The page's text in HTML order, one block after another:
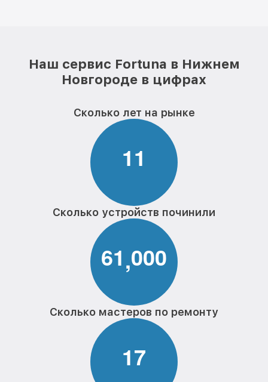
Наш сервис Fortuna в Нижнем
Новгороде в цифрах
Сколько лет на рынке
11
Сколько устройств починили
61,000
Сколько мастеров по ремонту
17